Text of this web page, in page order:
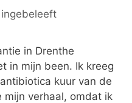
ingebeleeft
in Drenthe
in mijn been. Ik kreeg
kuur van de
mijn verhaal, omdat ik